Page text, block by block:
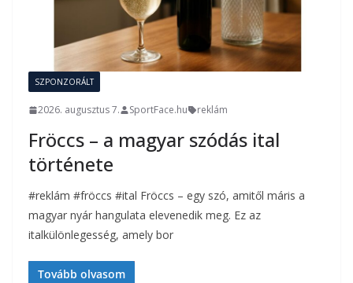
SZPONZORÁLT
2026. augusztus 7. SportFace.hu reklám
Fröccs – a magyar szódás ital
története
#reklám #fröccs #ital Fröccs – egy szó, amitől máris a
magyar nyár hangulata elevenedik meg. Ez az
italkülönlegesség, amely bor
Tovább olvasom